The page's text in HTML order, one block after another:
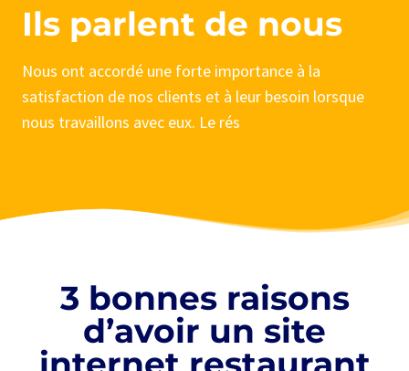
Ils parlent de nous
Nous ont accordé une forte importance à la
satisfaction de nos clients et à leur besoin lorsque
nous travaillons avec eux. Le rés
3 bonnes raisons
d’avoir un site